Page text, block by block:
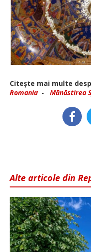
Citeşte mai multe
Romania - Mănăstirea
Alte articole din